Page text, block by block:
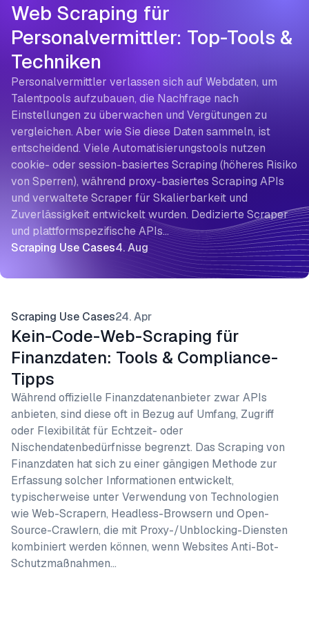
Web Scraping für
Personalvermittler: Top-Tools &
Techniken
Scraping Use Cases4. Aug
Personalvermittler verlassen sich auf Webdaten, um
Talentpools aufzubauen, die Nachfrage nach
Einstellungen zu überwachen und Vergütungen zu
vergleichen. Aber wie Sie diese Daten sammeln, ist
entscheidend. Viele Automatisierungstools nutzen
cookie- oder session-basiertes Scraping (höheres Risiko
von Sperren), während proxy-basiertes Scraping APIs
und verwaltete Scraper für Skalierbarkeit und
Zuverlässigkeit entwickelt wurden. Dedizierte Scraper
und plattformspezifische APIs…
Scraping Use Cases24. Apr
Kein-Code-Web-Scraping für
Finanzdaten: Tools & Compliance-
Tipps
Während offizielle Finanzdatenanbieter zwar APIs
anbieten, sind diese oft in Bezug auf Umfang, Zugriff
oder Flexibilität für Echtzeit- oder
Nischendatenbedürfnisse begrenzt. Das Scraping von
Finanzdaten hat sich zu einer gängigen Methode zur
Erfassung solcher Informationen entwickelt,
typischerweise unter Verwendung von Technologien
wie Web-Scrapern, Headless-Browsern und Open-
Source-Crawlern, die mit Proxy-/Unblocking-Diensten
kombiniert werden können, wenn Websites Anti-Bot-
Schutzmaßnahmen…